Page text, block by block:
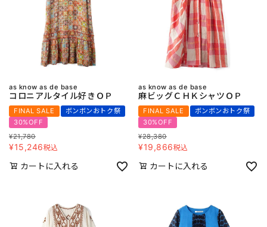
as know as de base
コロニアルタイル好きＯＰ
FINAL SALE
ボンボンおトク祭
30%OFF
¥21,780
¥15,246税込
カートに入れる
as know as de base
麻ビッグＣＨＫシャツＯＰ
FINAL SALE
ボンボンおトク祭
30%OFF
¥28,380
¥19,866税込
カートに入れる